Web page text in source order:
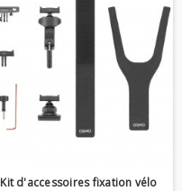
Kit d'accessoires fixation vélo